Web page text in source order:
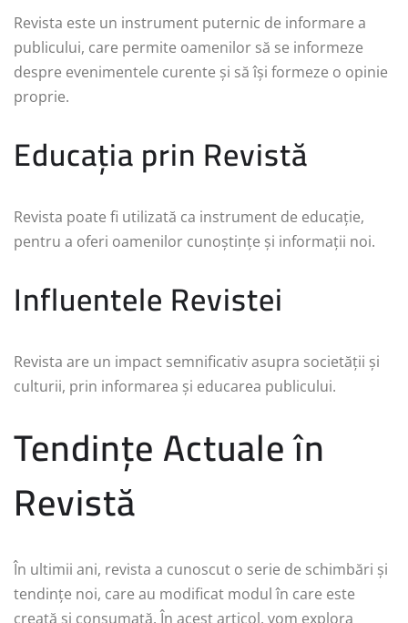
Revista este un instrument puternic de informare a
publicului, care permite oamenilor să se informeze
despre evenimentele curente și să își formeze o opinie
proprie.
Educația prin Revistă
Revista poate fi utilizată ca instrument de educație,
pentru a oferi oamenilor cunoștințe și informații noi.
Influentele Revistei
Revista are un impact semnificativ asupra societății și
culturii, prin informarea și educarea publicului.
Tendințe Actuale în
Revistă
În ultimii ani, revista a cunoscut o serie de schimbări și
tendințe noi, care au modificat modul în care este
creată și consumată. În acest articol, vom explora